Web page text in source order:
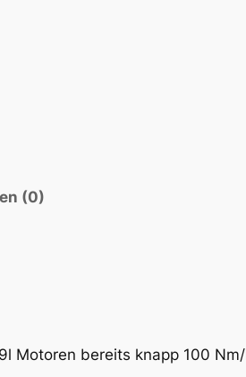
g
(0)
Motoren bereits knapp 100